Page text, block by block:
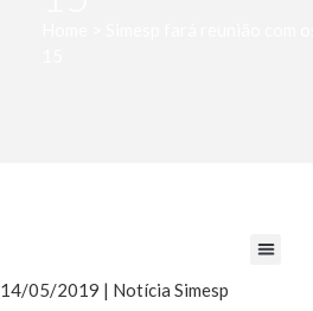
14/05/2019 | Notícia Simesp